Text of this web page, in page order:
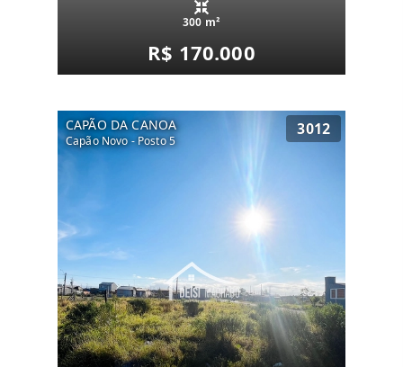
300 m²
R$ 170.000
CAPÃO DA CANOA
Capão Novo - Posto 5
3012